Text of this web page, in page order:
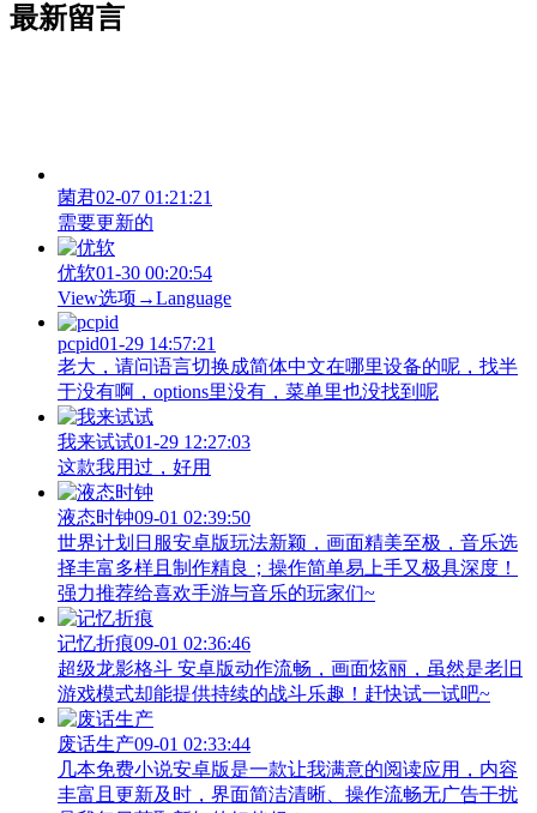
最新留言
菌君02-07 01:21:21
需要更新的
优软01-30 00:20:54
View‌选项→Language
pcpid01-29 14:57:21
老大，请问语言切换成简体中文在哪里设备的呢，找半
于没有啊，options里没有，菜单里也没找到呢
我来试试01-29 12:27:03
这款我用过，好用
液态时钟09-01 02:39:50
世界计划日服安卓版玩法新颖，画面精美至极，音乐选
择丰富多样且制作精良；操作简单易上手又极具深度！
强力推荐给喜欢手游与音乐的玩家们~
记忆折痕09-01 02:36:46
超级龙影格斗 安卓版动作流畅，画面炫丽，虽然是老旧
游戏模式却能提供持续的战斗乐趣！赶快试一试吧~
废话生产09-01 02:33:44
几本免费小说安卓版是一款让我满意的阅读应用，内容
丰富且更新及时，界面简洁清晰、操作流畅无广告干扰